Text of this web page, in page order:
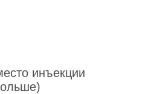
инъекции